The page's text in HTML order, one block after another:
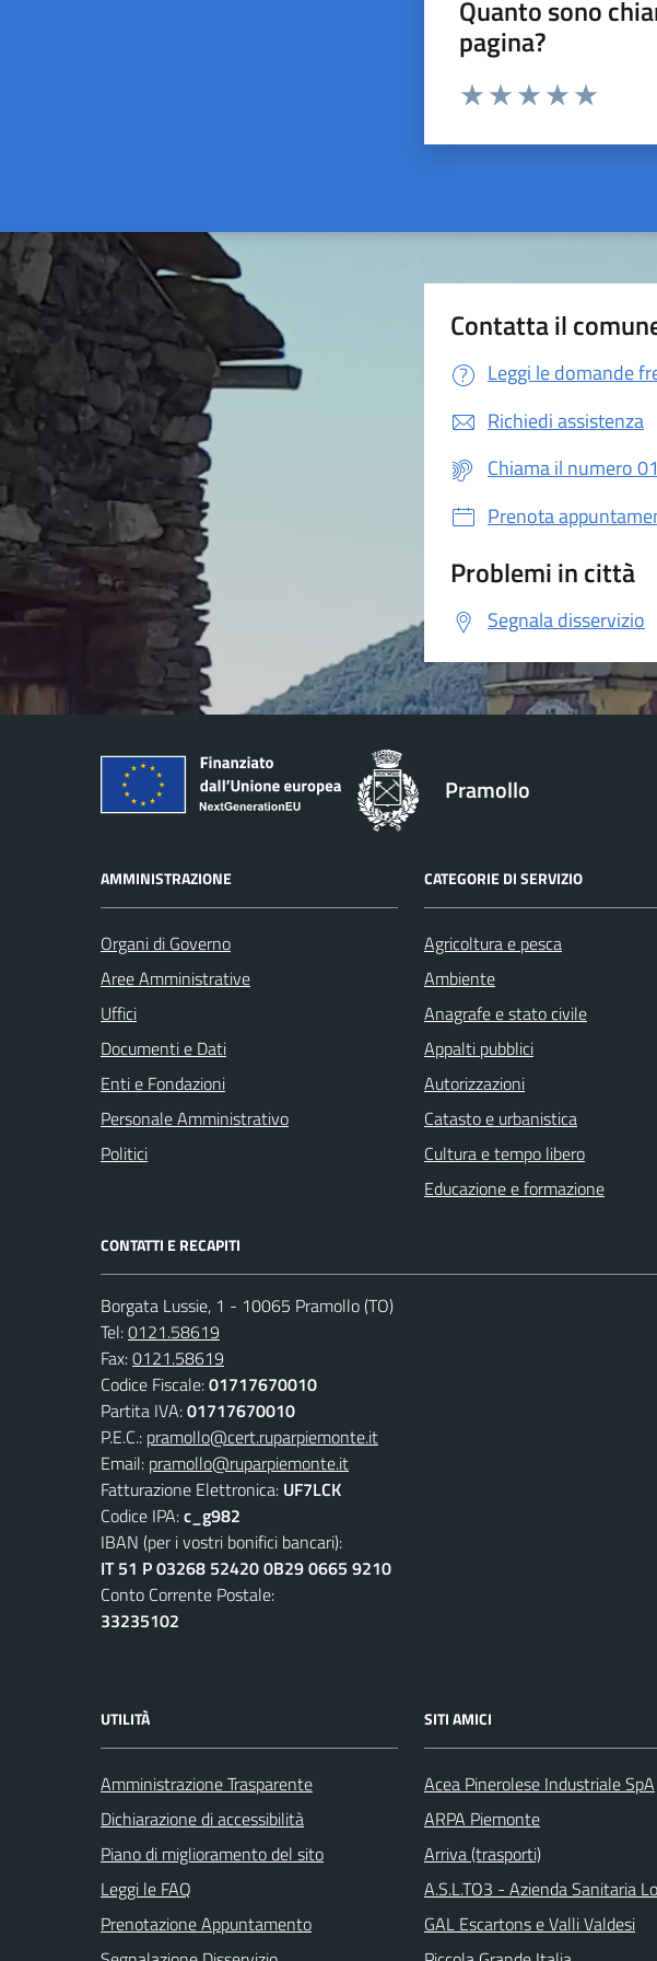
Quanto sono
pagina?
Valuta da 1 a 5 stelle la pagina
Contatta il
Leggi le domande
Richiedi assistenza
Chiama il numero
Prenota
Problemi in città
Segnala disservizio
Pramollo
AMMINISTRAZIONE
Organi di Governo
Aree Amministrative
Uffici
Documenti e Dati
Enti e Fondazioni
Personale Amministrativo
Politici
CATEGORIE DI SERVIZIO
Agricoltura e pesca
Ambiente
Anagrafe e stato civile
Appalti pubblici
Autorizzazioni
Catasto e urbanistica
Cultura e tempo libero
Educazione e formazione
CONTATTI E RECAPITI
Borgata Lussie, 1 - 10065 Pramollo (TO)
Tel:0121.58619
Fax:0121.58619
Codice Fiscale:01717670010
Partita IVA:01717670010
P.E.C.: pramollo@cert.ruparpiemonte.it
Email: pramollo@ruparpiemonte.it
Fatturazione Elettronica: UF7LCK
Codice IPA:c_g982
IBAN (per i vostri bonifici bancari):
IT 51 P 03268 52420 0B29 0665 9210
Conto Corrente Postale:
33235102
UTILITÀ
Amministrazione Trasparente
Dichiarazione di accessibilità
Piano di miglioramento del sito
Leggi le FAQ
Prenotazione Appuntamento
SITI AMICI
Acea Pinerolese Industriale SpA
ARPA Piemonte
Arriva (trasporti)
A.S.L.TO3 - Azienda Sanitaria
GAL Escartons e Valli Valdesi